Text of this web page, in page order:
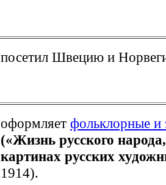
посетил Швецию и
оформляет фольклорные и
(«Жизнь русского
картинах русских
1914).